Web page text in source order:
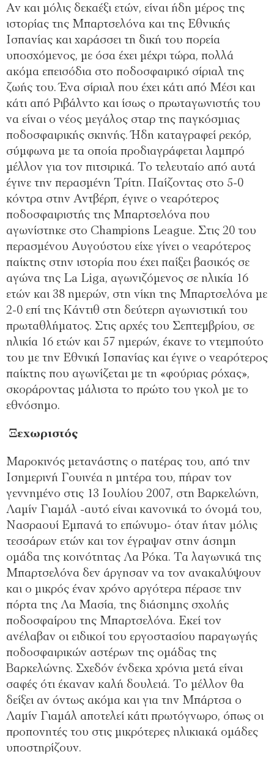
Αν και μόλις δεκαέξι ετών, είναι ήδη μέρος της
ιστορίας της Μπαρτσελόνα και της Εθνικής
Ισπανίας και χαράσσει τη δική του πορεία
υποσχόμενος, με όσα έχει μέχρι τώρα, πολλά
ακόμα επεισόδια στο ποδοσφαιρικό σίριαλ της
ζωής του. Ένα σίριαλ που έχει κάτι από Μέσι και
κάτι από Ριβάλντο και ίσως ο πρωταγωνιστής του
να είναι ο νέος μεγάλος σταρ της παγκόσμιας
ποδοσφαιρικής σκηνής. Ήδη καταγραφεί ρεκόρ,
σύμφωνα με τα οποία προδιαγράφεται λαμπρό
μέλλον για τον πιτσιρικά. Το τελευταίο από αυτά
έγινε την περασμένη Τρίτη. Παίζοντας στο 5-0
κόντρα στην Αντβέρπ, έγινε ο νεαρότερος
ποδοσφαιριστής της Μπαρτσελόνα που
αγωνίστηκε στο Champions League. Στις 20 του
περασμένου Αυγούστου είχε γίνει ο νεαρότερος
παίκτης στην ιστορία που έχει παίξει βασικός σε
αγώνα της La Liga, αγωνιζόμενος σε ηλικία 16
ετών και 38 ημερών, στη νίκη της Μπαρτσελόνα με
2-0 επί της Κάντιθ στη δεύτερη αγωνιστική του
πρωταθλήματος. Στις αρχές του Σεπτεμβρίου, σε
ηλικία 16 ετών και 57 ημερών, έκανε το ντεμπούτο
του με την Εθνική Ισπανίας και έγινε ο νεαρότερος
παίκτης που αγωνίζεται με τη «φούριας ρόχας»,
σκοράροντας μάλιστα το πρώτο του γκολ με το
εθνόσημο.
Ξεχωριστός
Μαροκινός μετανάστης ο πατέρας του, από την
Ισημερινή Γουινέα η μητέρα του, πήραν τον
γεννημένο στις 13 Ιουλίου 2007, στη Βαρκελώνη,
Λαμίν Γιαμάλ -αυτό είναι κανονικά το όνομά του,
Νασραουί Εμπανά το επώνυμο- όταν ήταν μόλις
τεσσάρων ετών και τον έγραψαν στην άσημη
ομάδα της κοινότητας Λα Ρόκα. Τα λαγωνικά της
Μπαρτσελόνα δεν άργησαν να τον ανακαλύψουν
και ο μικρός έναν χρόνο αργότερα πέρασε την
πόρτα της Λα Μασία, της διάσημης σχολής
ποδοσφαίρου της Μπαρτσελόνα. Εκεί τον
ανέλαβαν οι ειδικοί του εργοστασίου παραγωγής
ποδοσφαιρικών αστέρων της ομάδας της
Βαρκελώνης. Σχεδόν ένδεκα χρόνια μετά είναι
σαφές ότι έκαναν καλή δουλειά. Το μέλλον θα
δείξει αν όντως ακόμα και για την Μπάρτσα ο
Λαμίν Γιαμάλ αποτελεί κάτι πρωτόγνωρο, όπως οι
προπονητές του στις μικρότερες ηλικιακά ομάδες
υποστηρίζουν.